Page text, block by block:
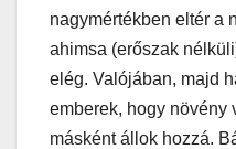
nagymértékben eltér a
ahimsa (erőszak
elég. Valójában, majd
emberek, hogy növény
másként állok hozzá.